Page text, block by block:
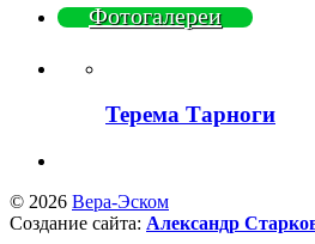
Фотогалереи
Терема Тарноги
© 2026 Вера-Эском
Создание сайта: Александр